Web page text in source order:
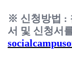
※ 신청방법 :
서 및 신청서